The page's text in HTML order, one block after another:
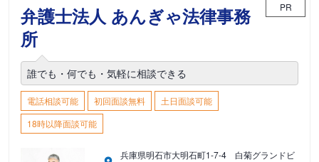
弁護士法人 あんぎゃ法律事務
所
PR
誰でも・何でも・気軽に相談できる
電話相談可能 初回面談無料
土日面談可能
18時以降面談可能
兵庫県明石市大明石町1-7-4 白菊グランドビ